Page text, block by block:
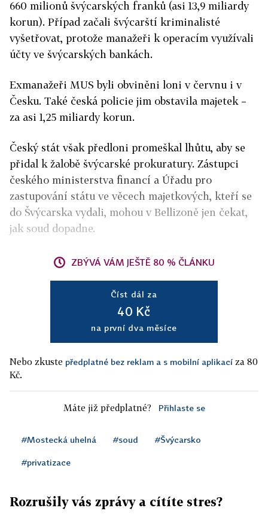
660 milionů švýcarských franků (asi 13,9 miliardy
korun). Případ začali švýcarští kriminalisté
vyšetřovat, protože manažeři k operacím využívali
účty ve švýcarských bankách.
Exmanažeři MUS byli obviněni loni v červnu i v
Česku. Také česká policie jim obstavila majetek –
za asi 1,25 miliardy korun.
Český stát však předloni promeškal lhůtu, aby se
přidal k žalobě švýcarské prokuratury. Zástupci
českého ministerstva financí a Úřadu pro
zastupování státu ve věcech majetkových, kteří se
do Švýcarska vydali, mohou v Bellizoně jen čekat,
jak soud dopadne.
ZBÝVÁ VÁM JEŠTĚ 80 % ČLÁNKU
Číst dál za
40 Kč
na první dva měsíce
Nebo zkuste předplatné bez reklam a s mobilní aplikací za 80
Kč.
Máte již předplatné? Přihlaste se
#Mostecká uhelná #soud #Švýcarsko
#privatizace
Rozrušily vás zprávy a cítíte stres?